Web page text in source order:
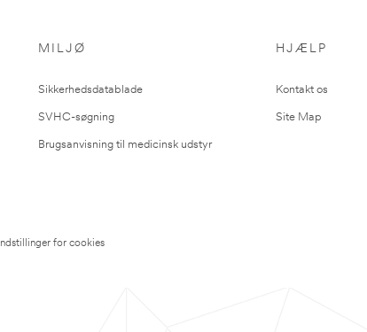
MILJØ
Sikkerhedsdatablade
SVHC-søgning
Brugsanvisning til medicinsk udstyr
HJÆLP
Kontakt os
Site Map
Indstillinger for cookies